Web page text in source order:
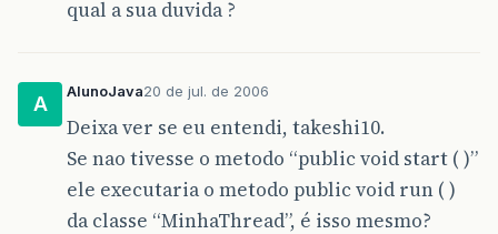
qual a sua duvida ?
A
AlunoJava20 de jul. de 2006
Deixa ver se eu entendi, takeshi10.
Se nao tivesse o metodo “public void start ( )”
ele executaria o metodo public void run ( )
da classe “MinhaThread”, é isso mesmo?